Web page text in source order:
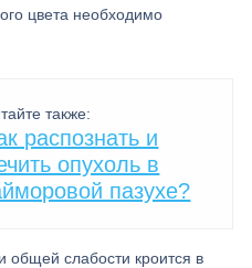
цвета необходимо
также:
распознать и
опухоль в
пазухе?
общей слабости кроится в